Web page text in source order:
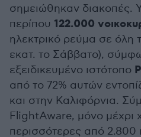
σημειώθηκαν διακοπές.
περίπου 122.000
ηλεκτρικό ρεύμα σε όλη
εκατ. το Σάββατο),
εξειδικευμένο ιστότοπο
από το 72% αυτών
και στην Καλιφόρνια.
FlightAware, μόνο μέχρι
περισσότερες από 2.800